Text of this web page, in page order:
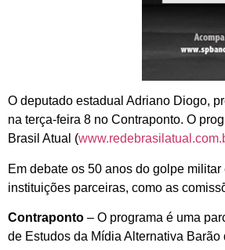
O deputado estadual Adriano Diogo,
na terça-feira 8 no Contraponto. O
Brasil Atual (
Em debate os 50 anos do golpe
instituições parceiras, como as
Contraponto – O programa é uma
de Estudos da Mídia Alternativa Barão